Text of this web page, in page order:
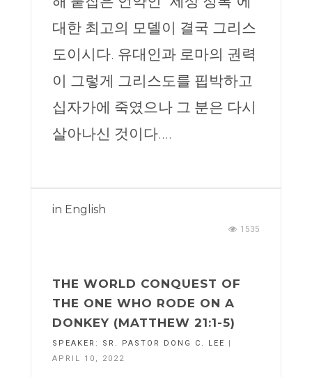
대한 최고의 모델이 결국 그리스
도이시다. 유대인과 로마의 권력
이 그렇게 그리스도를 핍박하고
십자가에 죽였으나 그 분은 다시
살아나신 것이다....
in English
1535
THE WORLD CONQUEST OF
THE ONE WHO RODE ON A
DONKEY (MATTHEW 21:1-5)
SPEAKER: SR. PASTOR DONG C. LEE
|
APRIL 10, 2022